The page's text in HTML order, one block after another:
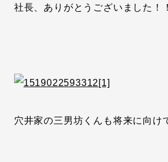
社長、ありがとうございました！！
穴井家の三男坊くんも将来に向け